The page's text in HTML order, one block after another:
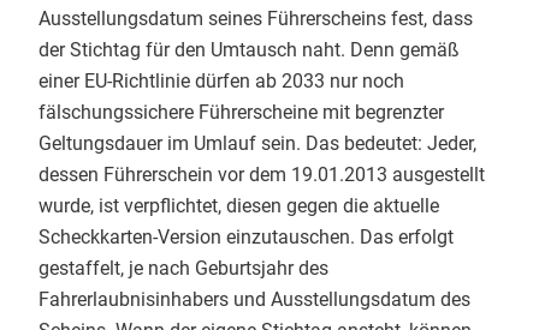
Ausstellungsdatum seines Führerscheins fest, dass
der Stichtag für den Umtausch naht. Denn gemäß
einer EU-Richtlinie dürfen ab 2033 nur noch
fälschungssichere Führerscheine mit begrenzter
Geltungsdauer im Umlauf sein. Das bedeutet: Jeder,
dessen Führerschein vor dem 19.01.2013 ausgestellt
wurde, ist verpflichtet, diesen gegen die aktuelle
Scheckkarten-Version einzutauschen. Das erfolgt
gestaffelt, je nach Geburtsjahr des
Fahrerlaubnisinhabers und Ausstellungsdatum des